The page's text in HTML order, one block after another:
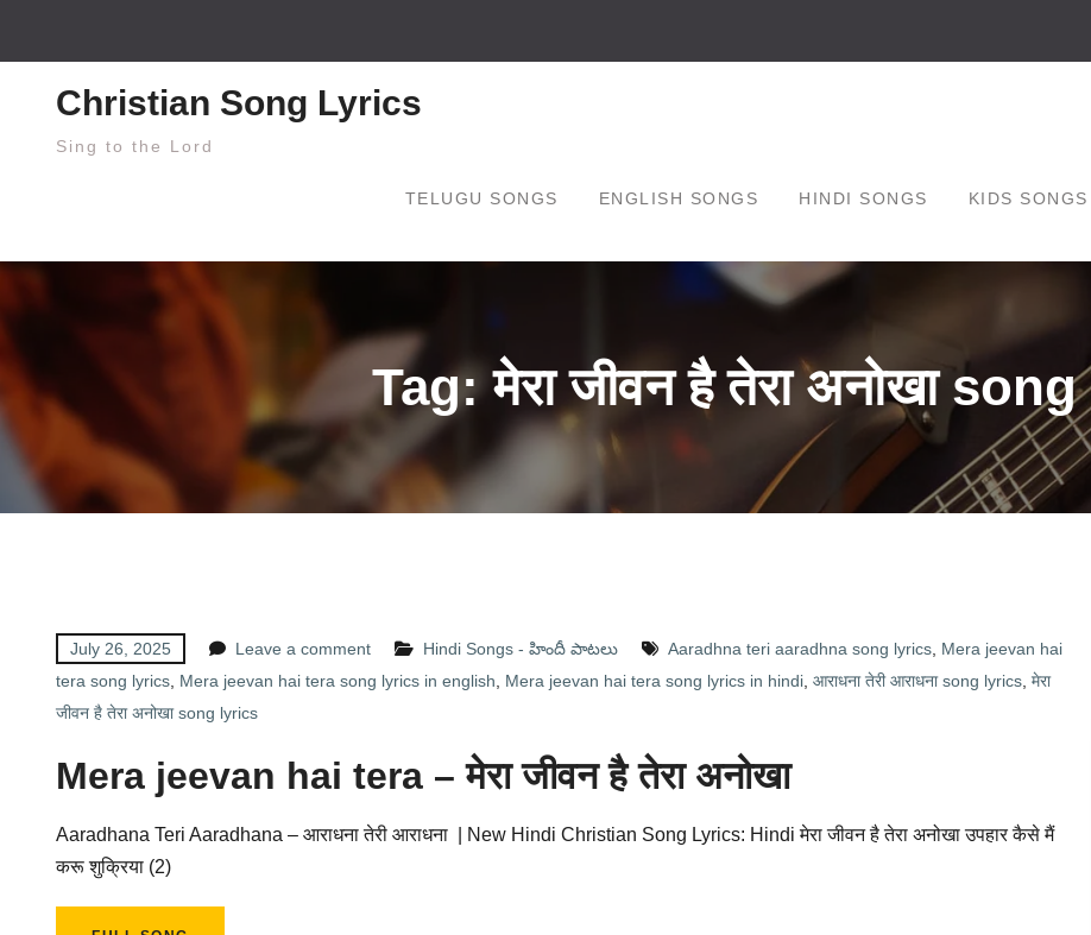
Christian Song Lyrics
Sing to the Lord
TELUGU SONGS ENGLISH SONGS HINDI SONGS KIDS SONGS
Tag: मेरा जीवन है तेरा अनोखा
July 26, 2025 Leave a comment Hindi Songs - హిందీ పాటలు Aaradhna teri aaradhna song lyrics Mera jeevan hai
tera song lyrics Mera jeevan hai tera song lyrics in english Mera jeevan hai tera song lyrics in hindi आराधना तेरी आराधना song lyrics मेरा
जीवन है तेरा अनोखा song lyrics
Mera jeevan hai tera – मेरा जीवन है तेरा अनोखा
Aaradhana Teri Aaradhana – आराधना तेरी आराधना | New Hindi Christian Song Lyrics: Hindi मेरा जीवन है तेरा अनोखा उपहार कैसे मैं
करू शुक्रिया (2)